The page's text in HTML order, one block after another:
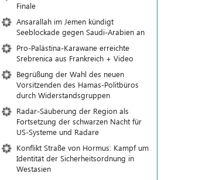
Finale
Ansarallah im Jemen kündigt
Seeblockade gegen Saudi-Arabien an
Pro-Palästina-Karawane erreichte
Srebrenica aus Frankreich + Video
Begrüßung der Wahl des neuen
Vorsitzenden des Hamas-Politbüros
durch Widerstandsgruppen
Radar-Säuberung der Region als
Fortsetzung der schwarzen Nacht für
US-Systeme und Radare
Konflikt Straße von Hormus: Kampf um
Identität der Sicherheitsordnung in
Westasien